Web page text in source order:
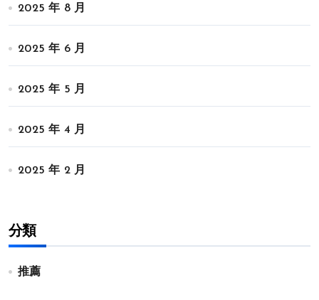
2025 年 8 月
2025 年 6 月
2025 年 5 月
2025 年 4 月
2025 年 2 月
分類
推薦